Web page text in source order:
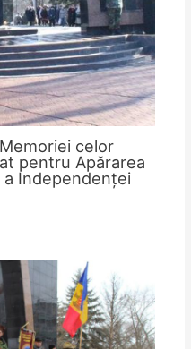
celor
pentru Apărarea
Independenţei